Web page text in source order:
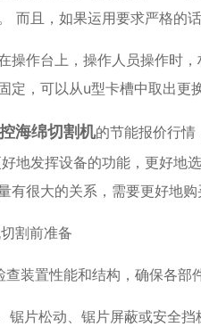
而且，如果运用要求严格的话
作台上，操作人员操作时，
定，可以从u型卡槽中取出更
海绵切割机的节能报价行情
地发挥设备的功能，更好地
有很大的关系，需要更好地购
割前准备
装置性能和结构，确保各部件
片松动、锯片屏蔽或安全挡